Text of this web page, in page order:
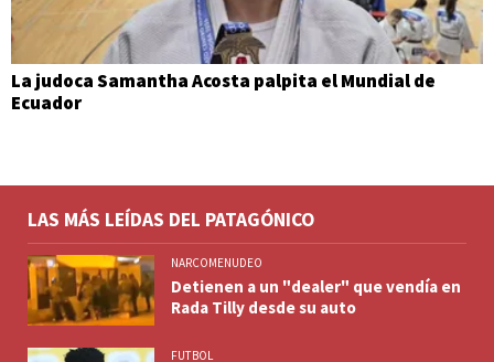
La judoca Samantha Acosta palpita el Mundial de
Ecuador
LAS MÁS LEÍDAS DEL PATAGÓNICO
NARCOMENUDEO
Detienen a un "dealer" que vendía en
Rada Tilly desde su auto
FUTBOL